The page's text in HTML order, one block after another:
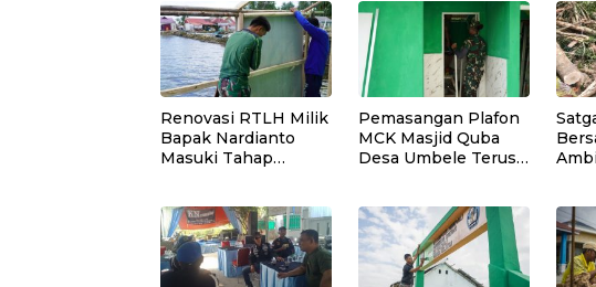
Renovasi RTLH Milik
Bapak Nardianto
Masuki Tahap
Pemasangan Plafon
MCK Masjid Quba
Desa Umbele Terus